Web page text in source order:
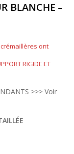
BLANCHE –
ont
RIGIDE ET
>>> Voir